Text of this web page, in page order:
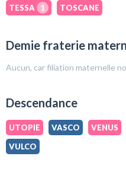
TESSA
1 TOSCANE
Demie fraterie
Aucun, car filiation maternelle
Descendance
UTOPIE VASCO VENUS
VULCO